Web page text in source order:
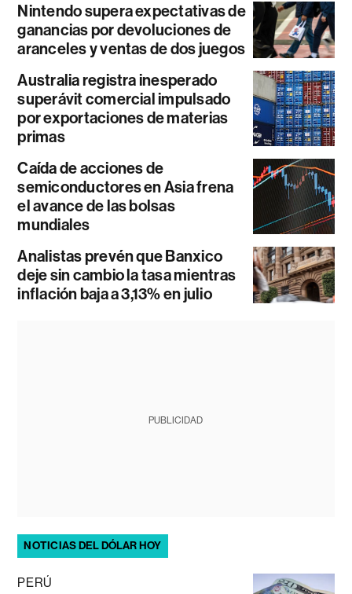
Nintendo supera expectativas de
ganancias por devoluciones de
aranceles y ventas de dos juegos
Australia registra inesperado
superávit comercial impulsado
por exportaciones de materias
primas
Caída de acciones de
semiconductores en Asia frena
el avance de las bolsas
mundiales
Analistas prevén que Banxico
deje sin cambio la tasa mientras
inflación baja a 3,13% en julio
PUBLICIDAD
NOTICIAS DEL DÓLAR HOY
PERÚ